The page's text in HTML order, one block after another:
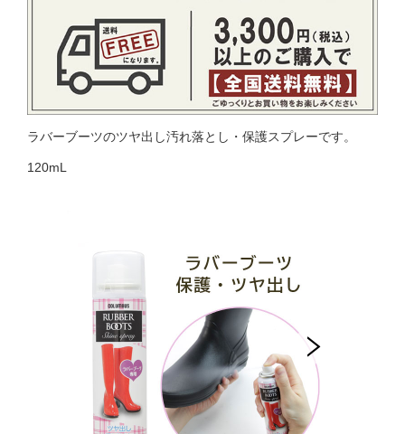
ラバーブーツのツヤ出し汚れ落とし・保護スプレーです。
120mL